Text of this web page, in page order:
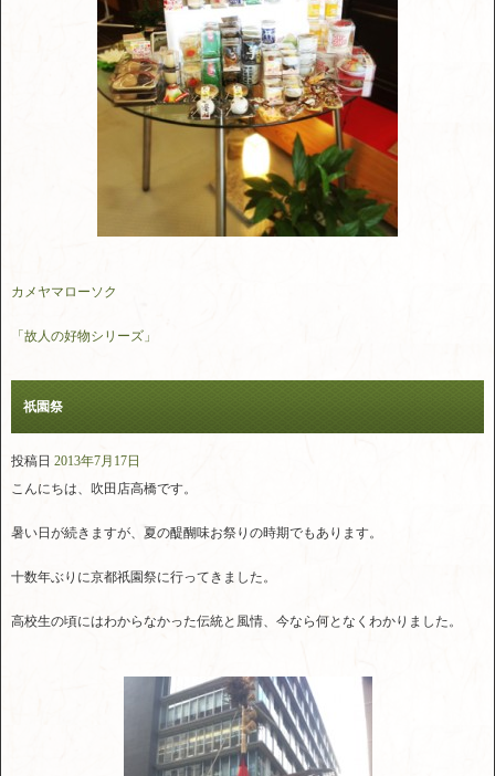
カメヤマローソク
「故人の好物シリーズ」
祇園祭
投稿日 2013年7月17日
こんにちは、吹田店高橋です。
暑い日が続きますが、夏の醍醐味お祭りの時期でもあります。
十数年ぶりに京都祇園祭に行ってきました。
高校生の頃にはわからなかった伝統と風情、今なら何となくわかりました。